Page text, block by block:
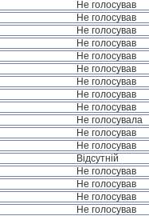
Не голосував
Не голосував
Не голосував
Не голосував
Не голосував
Не голосував
Не голосував
Не голосував
Не голосував
Не голосувала
Не голосував
Не голосував
Відсутній
Не голосував
Не голосував
Не голосував
Не голосував